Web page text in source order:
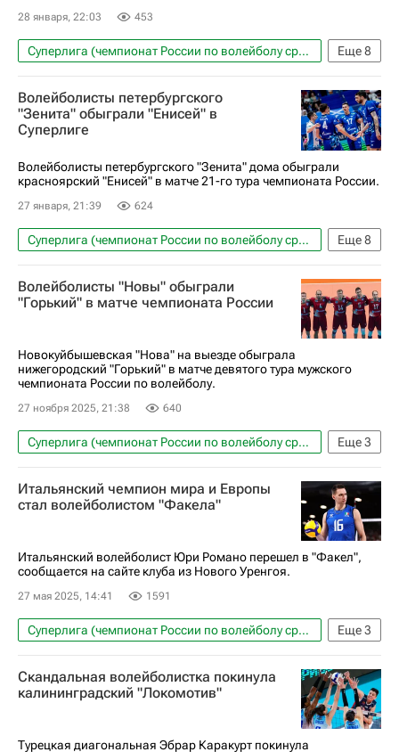
28 января, 22:03 453
Еще8
Суперлига (чемпионат России по волейболу среди мужчин)
Волейбол
Спорт
Сосновый Бор
Москва
Уфа Динамо (Москва)
Динамо-ЛО (Ленинградская обл.)
Волейболисты петербургского
"Зенита" обыграли "Енисей" в
Суперлиге
Волейболисты петербургского "Зенита" дома обыграли
красноярский "Енисей" в матче 21-го тура чемпионата России.
27 января, 21:39 624
Еще8
Суперлига (чемпионат России по волейболу среди мужчин)
Волейбол
Спорт
Санкт-Петербург
Белгород
Новосибирск
Белогорье (Белгород)
Енисей (Красноярск, ж)
Волейболисты "Новы" обыграли
"Горький" в матче чемпионата России
Новокуйбышевская "Нова" на выезде обыграла
нижегородский "Горький" в матче девятого тура мужского
чемпионата России по волейболу.
27 ноября 2025, 21:38 640
Еще3
Суперлига (чемпионат России по волейболу среди мужчин)
Волейбол
Нова (Новокуйбышевск) Спорт
Итальянский чемпион мира и Европы
стал волейболистом "Факела"
Итальянский волейболист Юри Романо перешел в "Факел",
сообщается на сайте клуба из Нового Уренгоя.
27 мая 2025, 14:41 1591
Еще3
Суперлига (чемпионат России по волейболу среди мужчин)
Волейбол
Спорт Факел (Новый Уренгой)
Скандальная волейболистка покинула
калининградский "Локомотив"
Турецкая диагональная Эбрар Каракурт покинула